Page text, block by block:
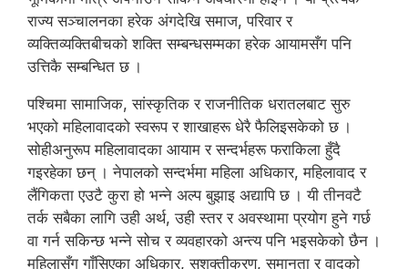
राज्य सञ्चालनका हरेक अंगदेखि समाज, परिवार र
व्यक्तिव्यक्तिबीचको शक्ति सम्बन्धसम्मका हरेक आयामसँग पनि
उत्तिकै सम्बन्धित छ ।
पश्चिमा सामाजिक, सांस्कृतिक र राजनीतिक धरातलबाट सुरु
भएको महिलावादको स्वरूप र शाखाहरू धेरै फैलिइसकेको छ ।
सोहीअनुरूप महिलावादका आयाम र सन्दर्भहरू फराकिला हुँदै
गइरहेका छन् । नेपालको सन्दर्भमा महिला अधिकार, महिलावाद र
लैंगिकता एउटै कुरा हो भन्ने अल्प बुझाइ अद्यापि छ । यी तीनवटै
तर्क सबैका लागि उही अर्थ, उही स्तर र अवस्थामा प्रयोग हुने गर्छ
वा गर्न सकिन्छ भन्ने सोच र व्यवहारको अन्त्य पनि भइसकेको छैन ।
महिलासँग गाँसिएका अधिकार, सशक्तीकरण, समानता र वादको